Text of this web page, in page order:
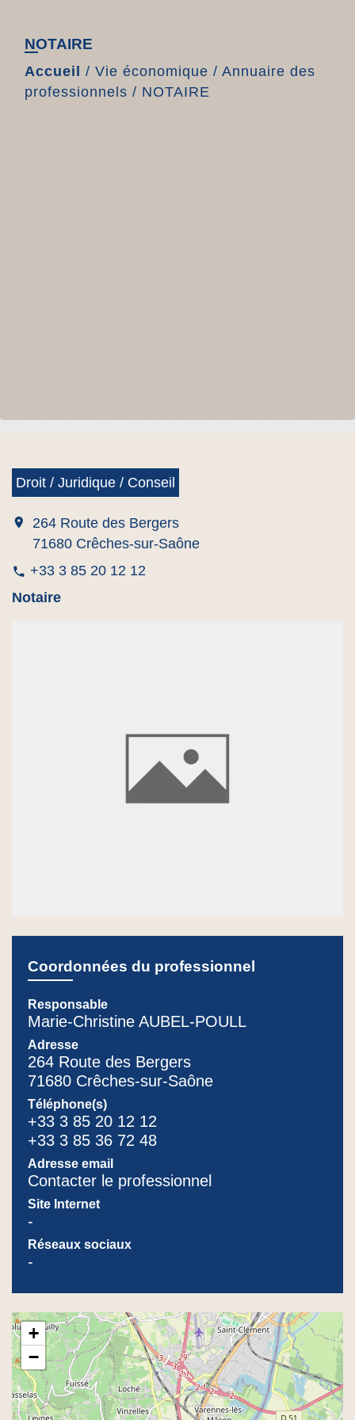
NOTAIRE
Accueil / Vie économique / Annuaire des
professionnels / NOTAIRE
Droit / Juridique / Conseil
location_on
264 Route des Bergers
71680 Crêches-sur-Saône
phone +33 3 85 20 12 12
Notaire
Coordonnées du professionnel
Responsable
Marie-Christine AUBEL-POULL
Adresse
264 Route des Bergers
71680 Crêches-sur-Saône
Téléphone(s)
+33 3 85 20 12 12
+33 3 85 36 72 48
Adresse email
Contacter le professionnel
Site Internet
-
Réseaux sociaux
-
+
−